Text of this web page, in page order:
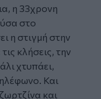
η 33χρονη
στο
η στιγμή στην
κλήσεις, την
χτυπάει,
Και
και